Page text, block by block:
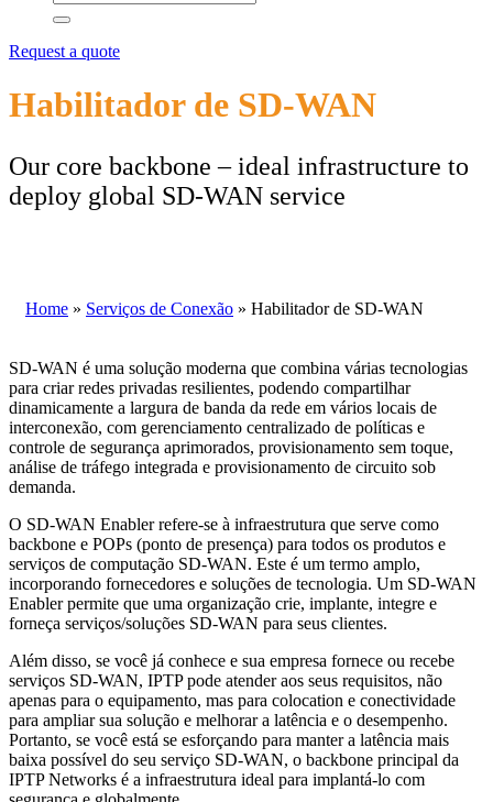
Request a quote
Habilitador de SD-WAN
Our core backbone – ideal infrastructure to
deploy global SD-WAN service
Home » Serviços de Conexão » Habilitador de SD-WAN
SD-WAN é uma solução moderna que combina várias tecnologias
para criar redes privadas resilientes, podendo compartilhar
dinamicamente a largura de banda da rede em vários locais de
interconexão, com gerenciamento centralizado de políticas e
controle de segurança aprimorados, provisionamento sem toque,
análise de tráfego integrada e provisionamento de circuito sob
demanda.
O SD-WAN Enabler refere-se à infraestrutura que serve como
backbone e POPs (ponto de presença) para todos os produtos e
serviços de computação SD-WAN. Este é um termo amplo,
incorporando fornecedores e soluções de tecnologia. Um SD-WAN
Enabler permite que uma organização crie, implante, integre e
forneça serviços/soluções SD-WAN para seus clientes.
Além disso, se você já conhece e sua empresa fornece ou recebe
serviços SD-WAN, IPTP pode atender aos seus requisitos, não
apenas para o equipamento, mas para colocation e conectividade
para ampliar sua solução e melhorar a latência e o desempenho.
Portanto, se você está se esforçando para manter a latência mais
baixa possível do seu serviço SD-WAN, o backbone principal da
IPTP Networks é a infraestrutura ideal para implantá-lo com